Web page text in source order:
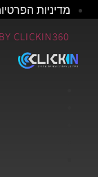
מדיניות
CLICKIN360